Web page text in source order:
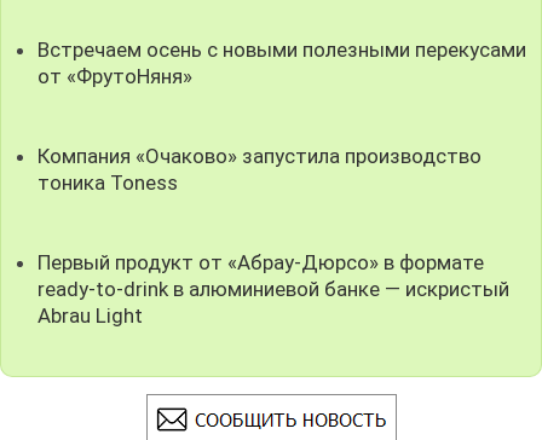
Встречаем осень с новыми полезными перекусами
от «ФрутоНяня»
Компания «Очаково» запустила производство
тоника Toness
Первый продукт от «Абрау-Дюрсо» в формате
ready-to-drink в алюминиевой банке — искристый
Abrau Light